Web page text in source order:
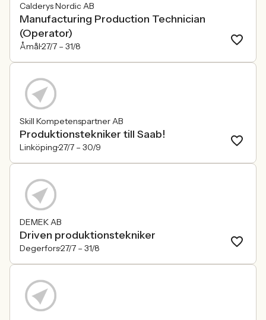
Calderys Nordic AB
Manufacturing Production Technician
(Operator)
Åmål27/7 – 31/8
Skill Kompetenspartner AB
Produktionstekniker till Saab!
Linköping27/7 – 30/9
DEMEK AB
Driven produktionstekniker
Degerfors27/7 – 31/8